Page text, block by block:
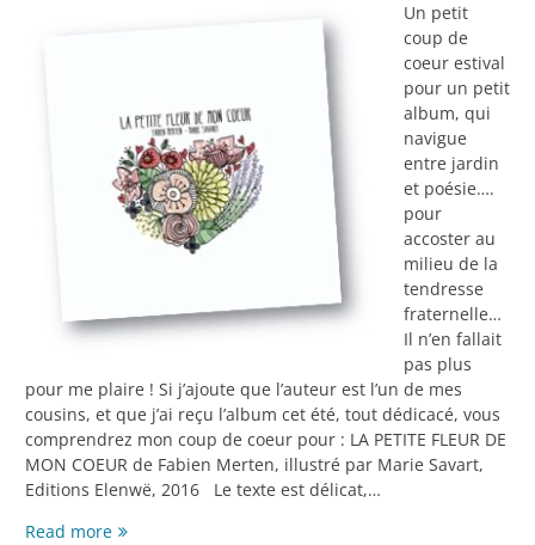
Un petit
coup de
coeur estival
pour un petit
album, qui
navigue
entre jardin
et poésie….
pour
accoster au
milieu de la
tendresse
fraternelle…
Il n’en fallait
pas plus
pour me plaire ! Si j’ajoute que l’auteur est l’un de mes
cousins, et que j’ai reçu l’album cet été, tout dédicacé, vous
comprendrez mon coup de coeur pour : LA PETITE FLEUR DE
MON COEUR de Fabien Merten, illustré par Marie Savart,
Editions Elenwë, 2016 Le texte est délicat,…
Read moreLa